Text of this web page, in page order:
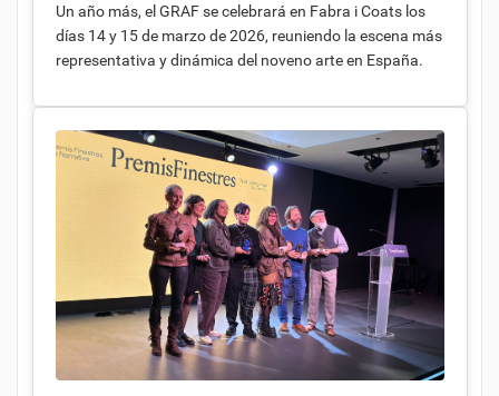
Un año más, el GRAF se celebrará en Fabra i Coats los
días 14 y 15 de marzo de 2026, reuniendo la escena más
representativa y dinámica del noveno arte en España.